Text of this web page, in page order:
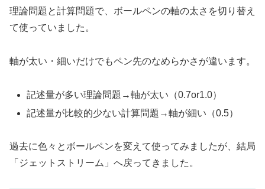
理論問題と計算問題で、ボールペンの軸の太さを切り替え
て使っていました。
軸が太い・細いだけでもペン先のなめらかさが違います。
記述量が多い理論問題→軸が太い（0.7or1.0）
記述量が比較的少ない計算問題→軸が細い（0.5）
過去に色々とボールペンを変えて使ってみましたが、結局
「ジェットストリーム」へ戻ってきました。